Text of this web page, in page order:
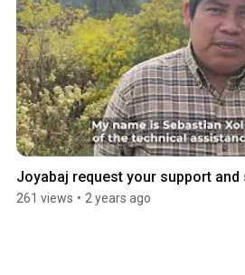
Joyabaj request your support
261 views • 2 years ago